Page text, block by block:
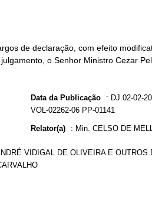
de declaração, com efeito
o Senhor Ministro Cezar
Data da Publicação : DJ 02-02-
VOL-02262-06 PP-01141
Relator(a) : Min. CELSO DE
VIDIGAL DE OLIVEIRA E OUTROS